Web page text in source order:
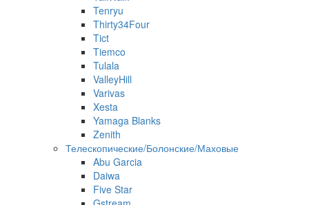
Tenryu
Thirty34Four
Tict
Tiemco
Tulala
ValleyHill
Varivas
Xesta
Yamaga Blanks
Zenith
Телескопические/Болонские/Маховые
Abu Garcia
Daiwa
Five Star